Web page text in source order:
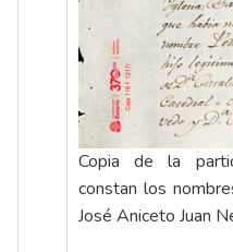
Copia de la
constan los
José Aniceto Juan